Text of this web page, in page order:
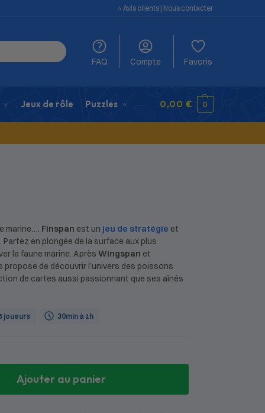
⭐️ Avis clients | Nous contacter
FAQ Compte Favoris
Jeux de rôle Puzzles 0,00 € 0
marine…. Finspan est un jeu de stratégie et
en plongée de la surface aux plus
la faune marine. Après Wingspan et
propose de découvrir l’univers des poissons
de cartes aussi passionnant que ses aînés
joueurs 30min à 1h
Ajouter au panier